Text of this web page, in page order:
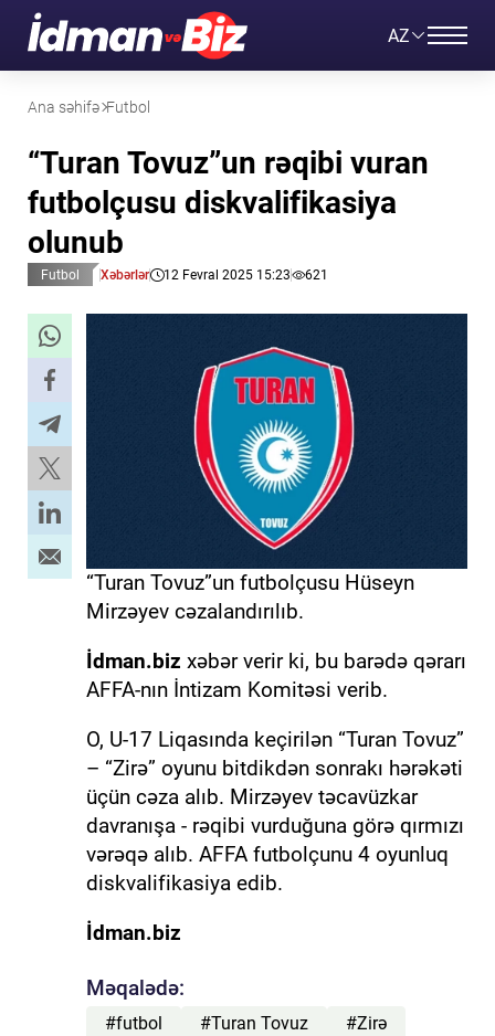
AZ
Ana səhifə Futbol
“Turan Tovuz”un rəqibi vuran
futbolçusu diskvalifikasiya
olunub
Futbol Xəbərlər 12 Fevral 2025 15:23 621
“Turan Tovuz”un futbolçusu Hüseyn
Mirzəyev cəzalandırılıb.
İdman.biz xəbər verir ki, bu barədə qərarı
AFFA-nın İntizam Komitəsi verib.
O, U-17 Liqasında keçirilən “Turan Tovuz”
– “Zirə” oyunu bitdikdən sonrakı hərəkəti
üçün cəza alıb. Mirzəyev təcavüzkar
davranışa - rəqibi vurduğuna görə qırmızı
vərəqə alıb. AFFA futbolçunu 4 oyunluq
diskvalifikasiya edib.
İdman.biz
Məqalədə:
#futbol #Turan Tovuz
#Zirə